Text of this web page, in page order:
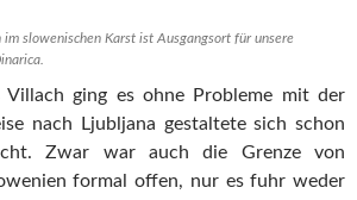
im slowenischen Karst ist Ausgangsort für unsere
Villach ging es ohne Probleme mit der
nach Ljubljana gestaltete sich schon
Zwar war auch die Grenze von
formal offen, nur es fuhr weder